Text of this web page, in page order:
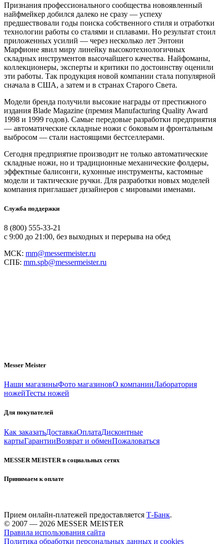
Признания профессионального сообщества новоявленный
найфмейкер добился далеко не сразу — успеху
предшествовали годы поиска собственного стиля и отработки
технологии работы со сталями и сплавами. Но результат стоил
приложенных усилий — через несколько лет Энтони
Марфионе явил миру линейку высокотехнологичных
складных инструментов высочайшего качества. Найфоманы,
коллекционеры, эксперты и критики по достоинству оценили
эти работы. Так продукция новой компании стала популярной
сначала в США, а затем и в странах Старого Света.
Модели бренда получили высокие награды от престижного
издания Blade Magazine (премия Manufacturing Quality Award
1998 и 1999 годов). Самые передовые разработки предприятия
— автоматические складные ножи с боковым и фронтальным
выбросом — стали настоящими бестселлерами.
Сегодня предприятие производит не только автоматические
складные ножи, но и традиционные механические фолдеры,
эффектные балисонги, кухонные инструменты, кастомные
модели и тактические ручки. Для разработки новых моделей
компания приглашает дизайнеров с мировыми именами.
Служба поддержки
8 (800) 555-33-21
с 9:00 до 21:00, без выходных и перерыва на обед
МСК: mm@messermeister.ru
СПБ: mm.spb@messermeister.ru
Messer Meister
Наши магазиныФото магазиновО компанииЛаборатория
ножейТесты ножей
Для покупателей
Как заказатьДоставкаОплатаДисконтные
картыГарантииВозврат и обменПожаловаться
MESSER MEISTER в социальных сетях
Принимаем к оплате
Прием онлайн-платежей предоставляется Т-Банк.
© 2007 — 2026 MESSER MEISTER
Правила использования сайта
Политика обработки персональных данных и cookies